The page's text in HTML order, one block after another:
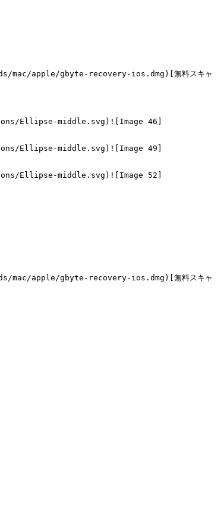
mac/apple/gbyte-recovery-ios.dmg)[無料スキャ
Ellipse-middle.svg)![Image 46]
Ellipse-middle.svg)![Image 49]
Ellipse-middle.svg)![Image 52]
mac/apple/gbyte-recovery-ios.dmg)[無料スキャ